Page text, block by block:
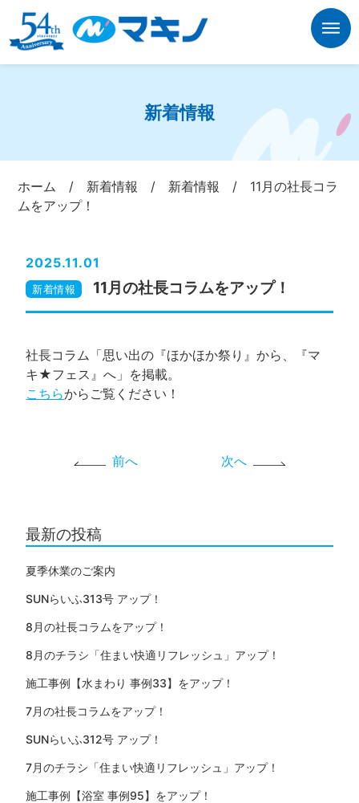
新着情報
ホーム / 新着情報 / 新着情報 / 11月の社長コラ
ムをアップ！
2025.11.01
新着情報 11月の社長コラムをアップ！
社長コラム「思い出の『ほかほか祭り』から、『マ
キ★フェス』へ」を掲載。
こちらからご覧ください！
前へ 次へ
最新の投稿
夏季休業のご案内
SUNらいふ313号 アップ！
8月の社長コラムをアップ！
8月のチラシ「住まい快適リフレッシュ」アップ！
施工事例【水まわり 事例33】をアップ！
7月の社長コラムをアップ！
SUNらいふ312号 アップ！
7月のチラシ「住まい快適リフレッシュ」アップ！
施工事例【浴室 事例95】をアップ！